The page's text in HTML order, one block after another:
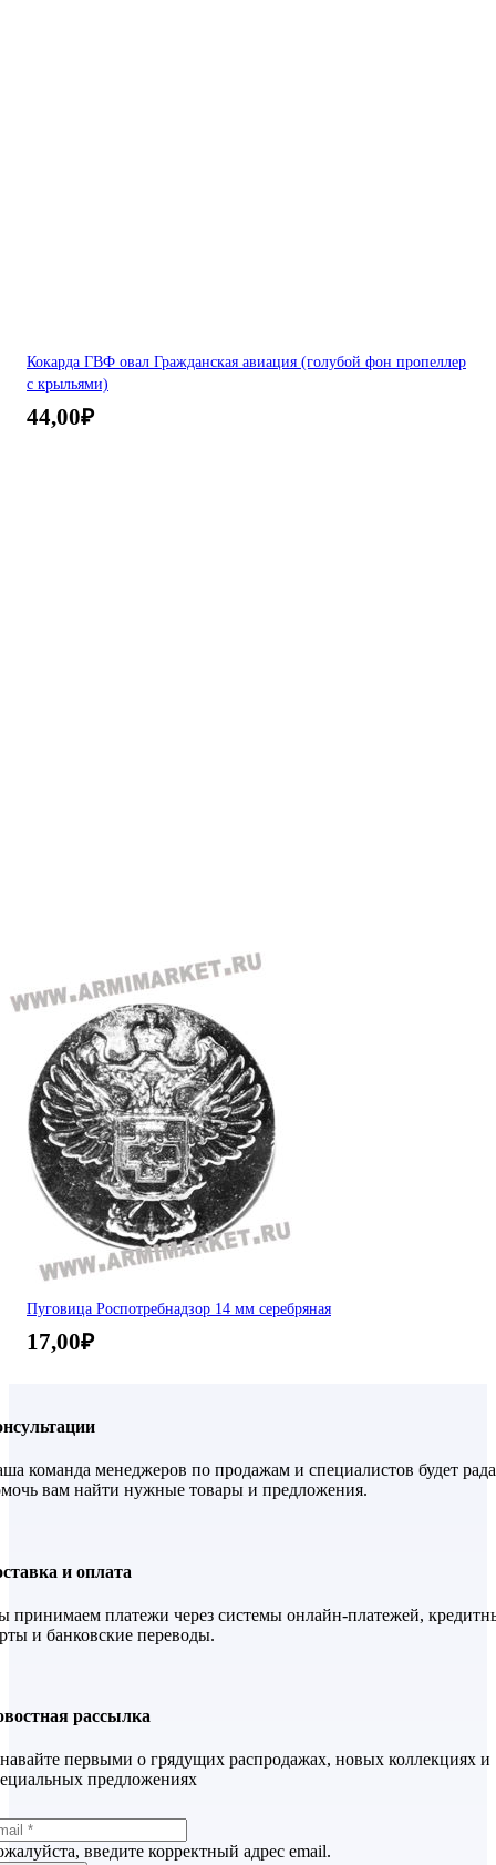
Кокарда ГВФ овал Гражданская авиация (голубой фон пропеллер
с крыльями)
44,00₽
Пуговица Роспотребнадзор 14 мм серебряная
17,00₽
команда менеджеров по продажам и специалистов будет рада
вам найти нужные товары и предложения.
и оплата
принимаем платежи через системы онлайн-платежей,
и банковские переводы.
рассылка
первыми о грядущих распродажах, новых коллекциях и
предложениях
введите корректный адрес email.